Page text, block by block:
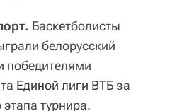
Баскетболисты
белорусский
победителями
Единой лиги ВТБза
турнира.